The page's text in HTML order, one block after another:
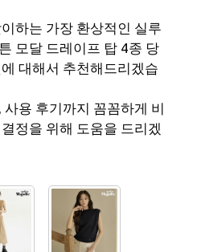
하는 가장 환상적인 실루
모달 드레이프 탑 4종 당
대해서 추천해드리겠습
용 후기까지 꼼꼼하게 비
정을 위해 도움을 드리겠